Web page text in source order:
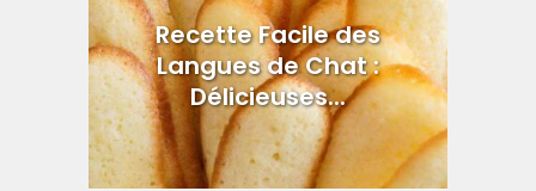
Recette Facile des
Langues de Chat :
Délicieuses...